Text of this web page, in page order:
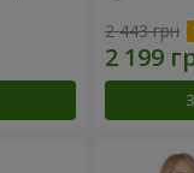
2 443 грн